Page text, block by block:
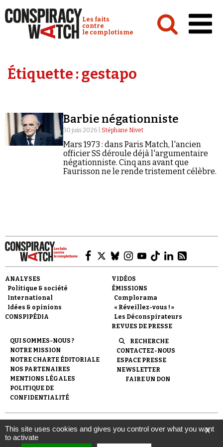
Conspiracy Watch :
Les faits
contre
le complotisme
Analyses
Vidéos
Émissions
Revues de presse
Faire un don
Demander à Vera
Étiquette :gestapo
Barbie négationniste
30 juin 2026 | Stéphane Nivet
Mars 1973 : dans Paris Match, l'ancien
officier SS déroule déjà l'argumentaire
négationniste. Cinq ans avant que
Faurisson ne le rende tristement célèbre.
ANALYSES
Politique & société
International
Idées & opinions
CONSPIPÉDIA
VIDÉOS
ÉMISSIONS
Complorama
« Réveillez-vous ! »
Les Déconspirateurs
REVUES DE PRESSE
QUI SOMMES-NOUS ?
NOTRE MISSION
NOTRE CHARTE ÉDITORIALE
NOS PARTENAIRES
MENTIONS LÉGALES
POLITIQUE DE
CONFIDENTIALITÉ
RECHERCHE
CONTACTEZ-NOUS
ESPACE PRESSE
NEWSLETTER
FAIRE UN DON
© 2007- 2026 Conspiracy Watch | Une réalisation de
l'Observatoire du conspirationnisme (association loi de 1901) avec
le soutien de la Fondation pour la Mémoire de la Shoah.
X
This site uses cookies and gives you control over what you want
to activate